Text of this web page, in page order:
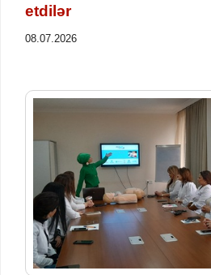
etdilər
08.07.2026